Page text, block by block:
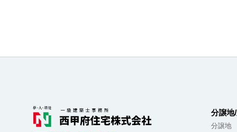
分譲地
分譲地